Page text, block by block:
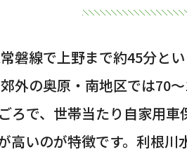
磐線で上野まで約45分と
外の奥原・南地区では70
ろで、世帯当たり自家用
高いのが特徴です。利根